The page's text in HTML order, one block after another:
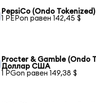
PepsiCo (Ondo
1 PEPon равен 142,45 $
Procter & Gamble (Ondo
Доллар США
1 PGon равен 149,38 $